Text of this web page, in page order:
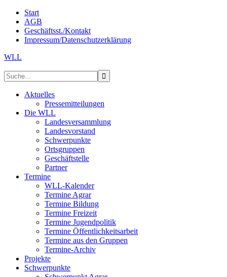
Start
AGB
Geschäftsst./Kontakt
Impressum/Datenschutzerklärung
WLL
Aktuelles
Pressemitteilungen
Die WLL
Landesversammlung
Landesvorstand
Schwerpunkte
Ortsgruppen
Geschäftstelle
Partner
Termine
WLL-Kalender
Termine Agrar
Termine Bildung
Termine Freizeit
Termine Jugendpolitik
Termine Öffentlichkeitsarbeit
Termine aus den Gruppen
Termine-Archiv
Projekte
Schwerpunkte